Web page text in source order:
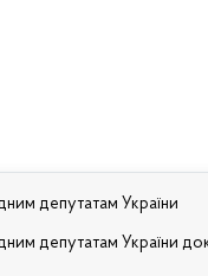
депутатам України
депутатам України